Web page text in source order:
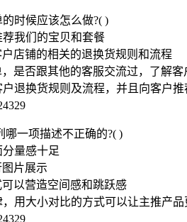
时候应该怎么做?( )
我们的宝贝和套餐
店铺的相关的退换货规则和流程
是否跟其他的客服交流过，了解
退换货规则及流程，并且向客户
哪一项描述不正确的?( )
量感十足
片展示
以营造空间感和跳跃感
用大小对比的方式可以让主推产品